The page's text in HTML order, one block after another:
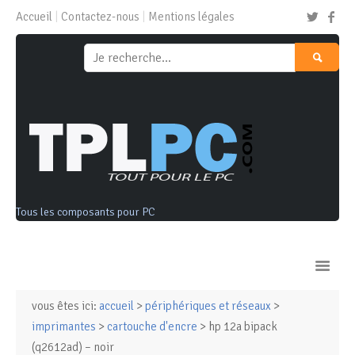
Accueil Contactez-nous Mentions légales
Tous les composants pour PC
Ordinateurs & Tablettes
vous êtes ici: accueil > périphériques et réseaux >
imprimantes > cartouche d'encre > hp 12a bipack
(q2612ad) – noir